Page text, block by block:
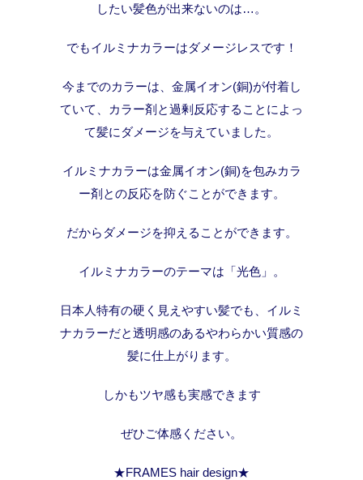
したい髪色が出来ないのは…。
でもイルミナカラーはダメージレスです！
今までのカラーは、金属イオン(銅)が付着し
ていて、カラー剤と過剰反応することによっ
て髪にダメージを与えていました。
イルミナカラーは金属イオン(銅)を包みカラ
ー剤との反応を防ぐことができます。
だからダメージを抑えることができます。
イルミナカラーのテーマは「光色」。
日本人特有の硬く見えやすい髪でも、イルミ
ナカラーだと透明感のあるやわらかい質感の
髪に仕上がります。
しかもツヤ感も実感できます
ぜひご体感ください。
★FRAMES hair design★